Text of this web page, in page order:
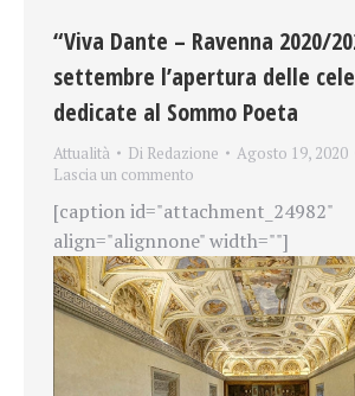
“Viva Dante – Ravenna 2020/
settembre l’apertura delle
dedicate al Sommo Poeta
Attualità Di Redazione
Agosto 19, 2020
Lascia un commento
[caption id="attachment_24982"
align="alignnone" width=""]